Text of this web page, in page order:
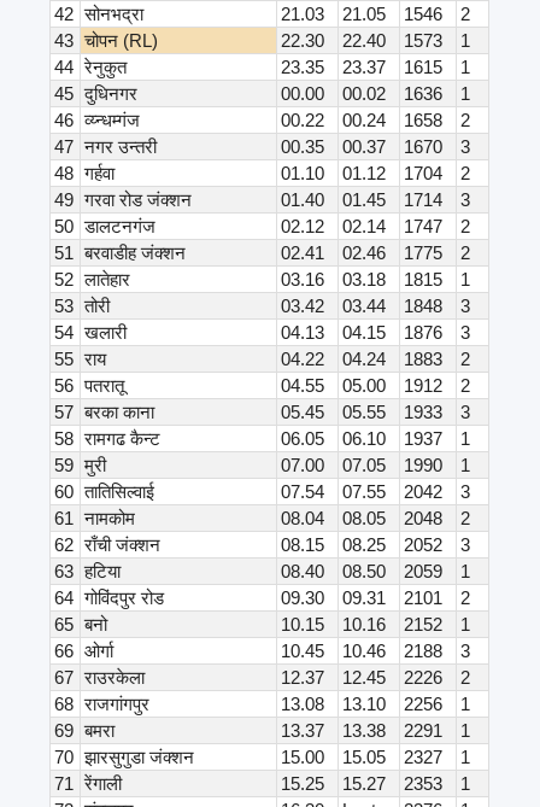
42 सोनभद्रा 21.03 21.05 1546
2
43 चोपन (RL) 22.30 22.40 1573
1
44 रेनुकुत 23.35 23.37 1615
1
45 दुधिनगर 00.00 00.02 1636
1
46 व्य्न्धम्गंज 00.22 00.24 1658
2
47 नगर उन्तरी 00.35 00.37 1670
3
48 गर्हवा 01.10 01.12 1704
2
49 गरवा रोड जंक्शन 01.40 01.45 1714
3
50 डालटनगंज 02.12 02.14 1747
2
51
बरवाडीह जंक्शन 02.41 02.46 1775
2
52 लातेहार 03.16 03.18 1815
1
53 तोरी 03.42 03.44 1848
3
54 खलारी 04.13 04.15 1876
3
55 राय 04.22 04.24 1883
2
56 पतरातू 04.55 05.00 1912
2
57 बरका काना 05.45 05.55 1933
3
58 रामगढ कैन्ट 06.05 06.10 1937
1
59 मुरी 07.00 07.05 1990
1
60 तातिसिल्वाई 07.54 07.55 2042
3
61
नामकोम 08.04 08.05 2048
2
62 राँची जंक्शन 08.15 08.25 2052
3
63 हटिया 08.40 08.50 2059
1
64 गोविंदपुर रोड 09.30 09.31 2101
2
65 बनो 10.15 10.16 2152
1
66 ओर्गा 10.45 10.46 2188
3
67 राउरकेला 12.37 12.45 2226
2
68 राजगांगपुर 13.08 13.10 2256
1
69 बमरा 13.37 13.38 2291
1
70 झारसुगुडा जंक्शन 15.00 15.05 2327
1
71
रेंगाली 15.25 15.27 2353
1